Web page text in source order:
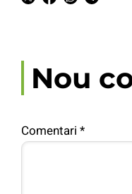
Nou
Comentari *